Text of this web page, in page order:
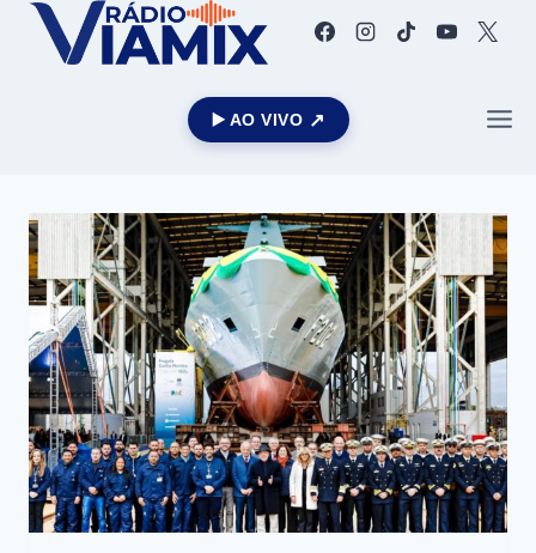
▶️ AO VIVO